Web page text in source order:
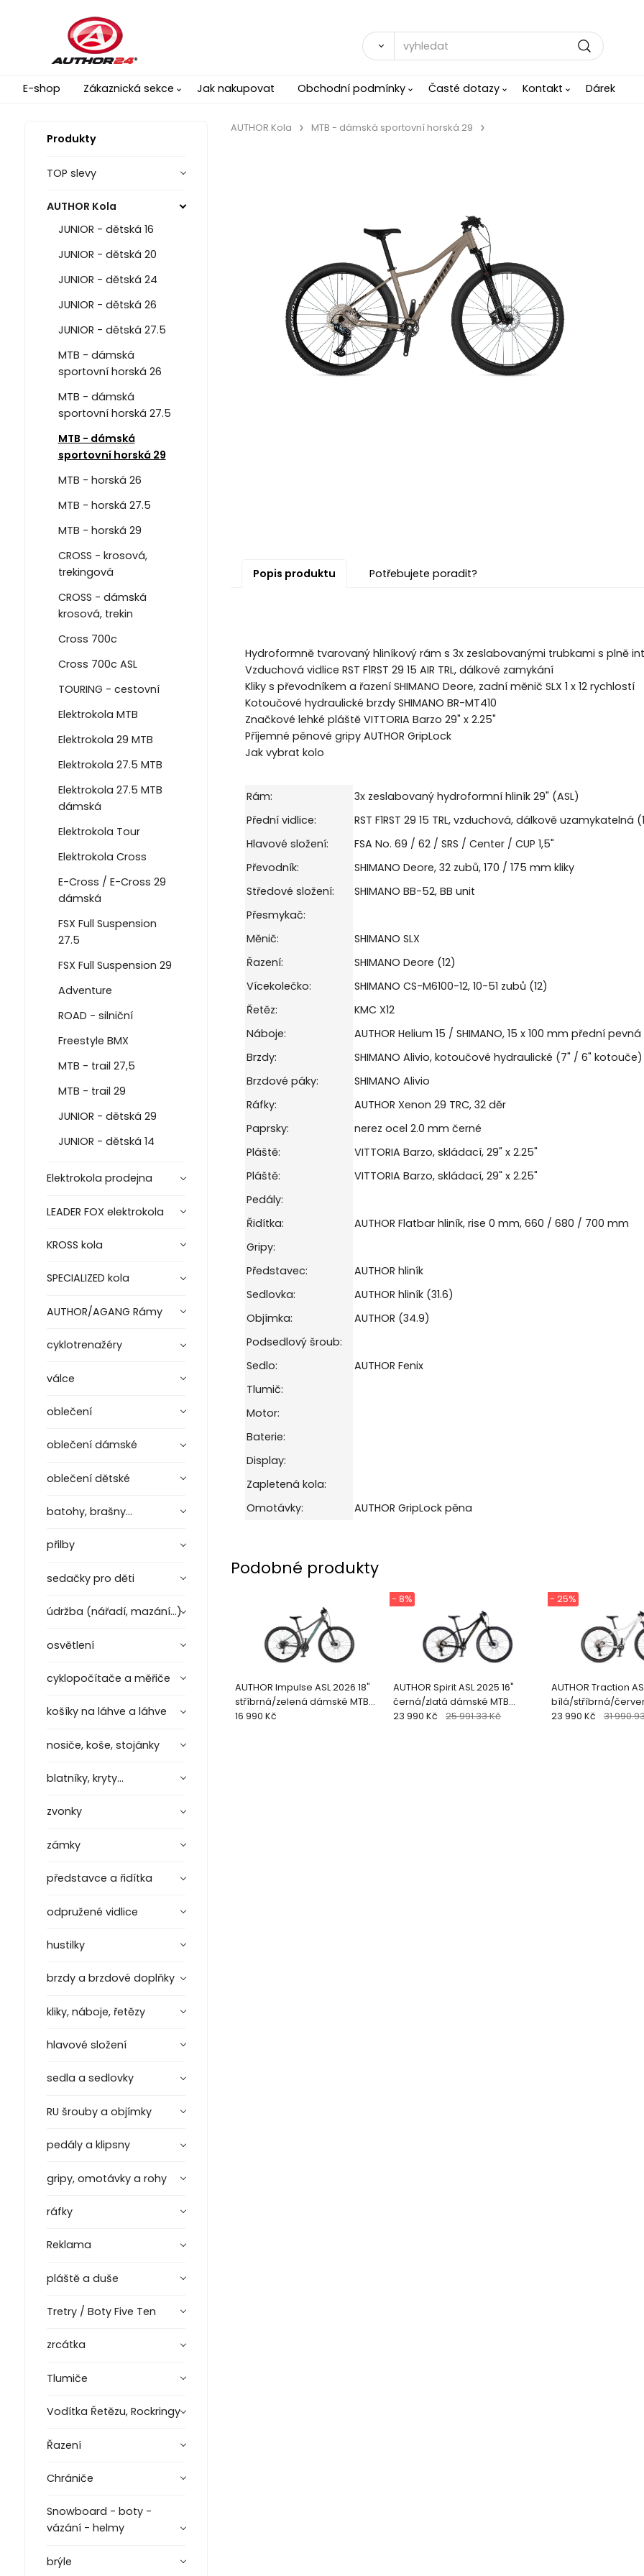
E-shop Zákaznická sekce Jak nakupovat Obchodní podmínky Časté dotazy Kontakt Dárek
Produkty
TOP slevy
AUTHOR Kola
JUNIOR - dětská 16
JUNIOR - dětská 20
JUNIOR - dětská 24
JUNIOR - dětská 26
JUNIOR - dětská 27.5
MTB - dámská
sportovní horská 26
MTB - dámská
sportovní horská 27.5
MTB - dámská
sportovní horská 29
MTB - horská 26
MTB - horská 27.5
MTB - horská 29
CROSS - krosová,
trekingová
CROSS - dámská
krosová, trekin
Cross 700c
Cross 700c ASL
TOURING - cestovní
Elektrokola MTB
Elektrokola 29 MTB
Elektrokola 27.5 MTB
Elektrokola 27.5 MTB
dámská
Elektrokola Tour
Elektrokola Cross
E-Cross / E-Cross 29
dámská
FSX Full Suspension
27.5
FSX Full Suspension 29
Adventure
ROAD - silniční
Freestyle BMX
MTB - trail 27,5
MTB - trail 29
JUNIOR - dětská 29
JUNIOR - dětská 14
Elektrokola prodejna
LEADER FOX elektrokola
KROSS kola
SPECIALIZED kola
AUTHOR/AGANG Rámy
cyklotrenažéry
válce
oblečení
oblečení dámské
oblečení dětské
batohy, brašny...
přilby
sedačky pro děti
údržba (nářadí, mazání...)
osvětlení
cyklopočítače a měřiče
košíky na láhve a láhve
nosiče, koše, stojánky
blatníky, kryty...
zvonky
zámky
představce a řidítka
odpružené vidlice
hustilky
brzdy a brzdové doplňky
kliky, náboje, řetězy
hlavové složení
sedla a sedlovky
RU šrouby a objímky
pedály a klipsny
gripy, omotávky a rohy
ráfky
Reklama
pláště a duše
Tretry / Boty Five Ten
zrcátka
Tlumiče
Vodítka Řetězu, Rockringy
Řazení
Chrániče
Snowboard - boty -
vázání - helmy
brýle
AUTHOR Kola MTB - dámská sportovní horská 29
Popis produktu Potřebujete poradit?
Hydroformně tvarovaný hliníkový rám s 3x zeslabovanými trubkami s plně
Vzduchová vidlice RST F1RST 29 15 AIR TRL, dálkové zamykání
Kliky s převodníkem a řazení SHIMANO Deore, zadní měnič SLX 1 x 12 rychlostí
Kotoučové hydraulické brzdy SHIMANO BR-MT410
Značkové lehké pláště VITTORIA Barzo 29" x 2.25"
Příjemné pěnové gripy AUTHOR GripLock
Jak vybrat kolo
Rám:
3x zeslabovaný hydroformní hliník 29" (ASL)
Přední vidlice:
RST F1RST 29 15 TRL, vzduchová, dálkově uzamykatelná
Hlavové složení:
FSA No. 69 / 62 / SRS / Center / CUP 1,5"
Převodník:
SHIMANO Deore, 32 zubů, 170 / 175 mm kliky
Středové složení:
SHIMANO BB-52, BB unit
Přesmykač:
Měnič:
SHIMANO SLX
Řazení:
SHIMANO Deore (12)
Vícekolečko:
SHIMANO CS-M6100-12, 10-51 zubů (12)
Řetěz:
KMC X12
Náboje:
AUTHOR Helium 15 / SHIMANO, 15 x 100 mm přední
Brzdy:
SHIMANO Alivio, kotoučové hydraulické (7" / 6" kotouče)
Brzdové páky:
SHIMANO Alivio
Ráfky:
AUTHOR Xenon 29 TRC, 32 děr
Paprsky:
nerez ocel 2.0 mm černé
Pláště:
VITTORIA Barzo, skládací, 29" x 2.25"
Pláště:
VITTORIA Barzo, skládací, 29" x 2.25"
Pedály:
Řidítka:
AUTHOR Flatbar hliník, rise 0 mm, 660 / 680 / 700 mm
Gripy:
Představec:
AUTHOR hliník
Sedlovka:
AUTHOR hliník (31.6)
Objímka:
AUTHOR (34.9)
Podsedlový šroub:
Sedlo:
AUTHOR Fenix
Tlumič:
Motor:
Baterie:
Display:
Zapletená kola:
Omotávky:
AUTHOR GripLock pěna
Podobné produkty
AUTHOR Impulse ASL 2026 18"
stříbrná/zelená dámské MTB
29"ko
16 990 Kč
AUTHOR Spirit ASL 2025 16"
černá/zlatá dámské MTB
29"kolo
- 8%
23 990 Kč 25 991.33 Kč
AUTHOR Traction
bílá/stříbrná/
MT
- 25%
23 990 Kč 31